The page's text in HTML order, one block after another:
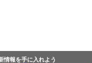
情報を手に入れよう